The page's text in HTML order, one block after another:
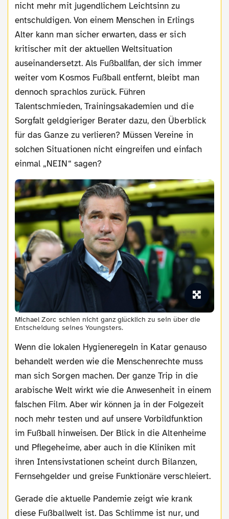
nicht mehr mit jugendlichem Leichtsinn zu
entschuldigen. Von einem Menschen in Erlings
Alter kann man sicher erwarten, dass er sich
kritischer mit der aktuellen Weltsituation
auseinandersetzt. Als Fußballfan, der sich immer
weiter vom Kosmos Fußball entfernt, bleibt man
dennoch sprachlos zurück. Führen
Talentschmieden, Trainingsakademien und die
Sorgfalt geldgieriger Berater dazu, den Überblick
für das Ganze zu verlieren? Müssen Vereine in
solchen Situationen nicht eingreifen und einfach
einmal „NEIN“ sagen?
Michael Zorc schien nicht ganz glücklich zu sein über die
Entscheidung seines Youngsters.
Wenn die lokalen Hygieneregeln in Katar genauso
behandelt werden wie die Menschenrechte muss
man sich Sorgen machen. Der ganze Trip in die
arabische Welt wirkt wie die Anwesenheit in einem
falschen Film. Aber wir können ja in der Folgezeit
noch mehr testen und auf unsere Vorbildfunktion
im Fußball hinweisen. Der Blick in die Altenheime
und Pflegeheime, aber auch in die Kliniken mit
ihren Intensivstationen scheint durch Bilanzen,
Fernsehgelder und greise Funktionäre verschleiert.
Gerade die aktuelle Pandemie zeigt wie krank
diese Fußballwelt ist. Das Schlimme ist nur, und